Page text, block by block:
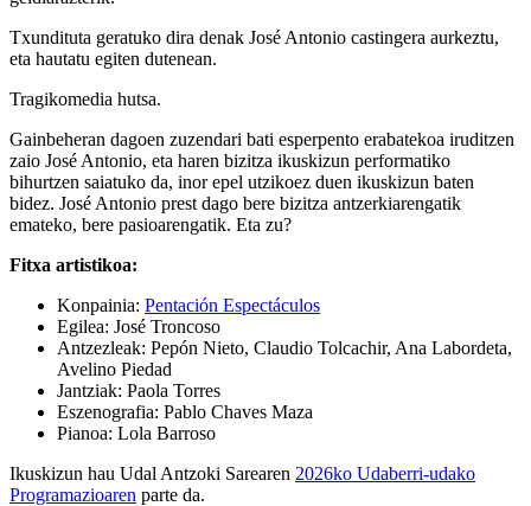
Txundituta geratuko dira denak José Antonio castingera aurkeztu,
eta hautatu egiten dutenean.
Tragikomedia hutsa.
Gainbeheran dagoen zuzendari bati esperpento erabatekoa iruditzen
zaio José Antonio, eta haren bizitza ikuskizun performatiko
bihurtzen saiatuko da, inor epel utzikoez duen ikuskizun baten
bidez. José Antonio prest dago bere bizitza antzerkiarengatik
emateko, bere pasioarengatik. Eta zu?
Fitxa artistikoa:
Konpainia: Pentación Espectáculos
Egilea: José Troncoso
Antzezleak: Pepón Nieto, Claudio Tolcachir, Ana Labordeta,
Avelino Piedad
Jantziak: Paola Torres
Eszenografia: Pablo Chaves Maza
Pianoa: Lola Barroso
Ikuskizun hau Udal Antzoki Sarearen 2026ko Udaberri-udako
Programazioaren parte da.